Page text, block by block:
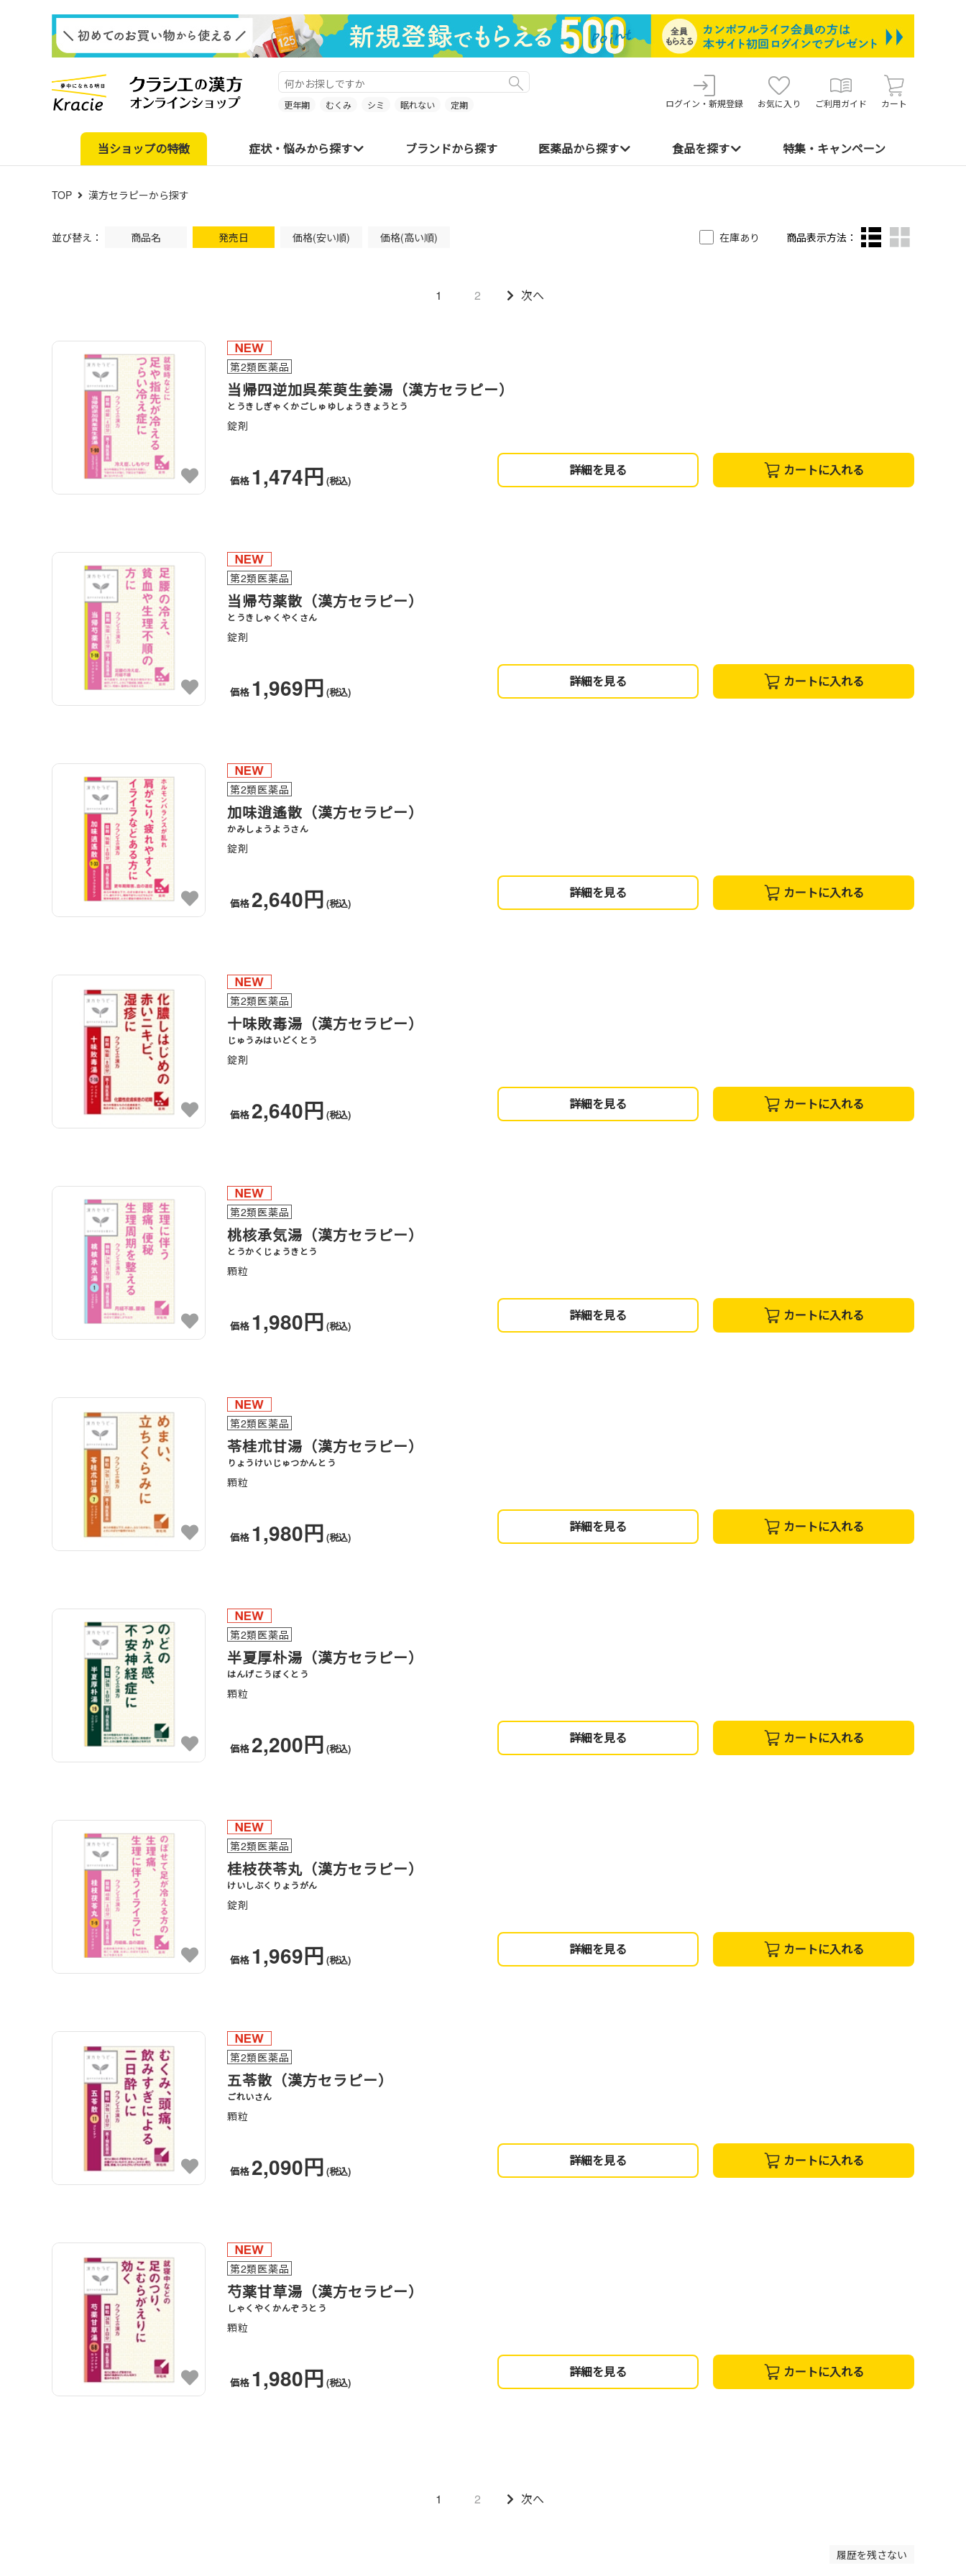
更年期 むくみ シミ 眠れない 定期 ログイン・新規登録 お気に入り ご利用ガイド カート
当ショップの特徴 症状・悩みから探す ブランドから探す 医薬品から探す 食品を探す 特集・キャンペーン
TOP 漢方セラピーから探す
並び替え： 商品名 発売日 価格(安い順) 価格(高い順) 在庫あり 商品表示方法：
1 2 次へ
第2類医薬品
当帰四逆加呉茱萸生姜湯（漢方セラピー）
とうきしぎゃくかごしゅゆしょうきょうとう
錠剤
価格 1,474円 (税込)
詳細を見る カートに入れる
第2類医薬品
当帰芍薬散（漢方セラピー）
とうきしゃくやくさん
錠剤
価格 1,969円 (税込)
詳細を見る カートに入れる
第2類医薬品
加味逍遙散（漢方セラピー）
かみしょうようさん
錠剤
価格 2,640円 (税込)
詳細を見る カートに入れる
第2類医薬品
十味敗毒湯（漢方セラピー）
じゅうみはいどくとう
錠剤
価格 2,640円 (税込)
詳細を見る カートに入れる
第2類医薬品
桃核承気湯（漢方セラピー）
とうかくじょうきとう
顆粒
価格 1,980円 (税込)
詳細を見る カートに入れる
第2類医薬品
苓桂朮甘湯（漢方セラピー）
りょうけいじゅつかんとう
顆粒
価格 1,980円 (税込)
詳細を見る カートに入れる
第2類医薬品
半夏厚朴湯（漢方セラピー）
はんげこうぼくとう
顆粒
価格 2,200円 (税込)
詳細を見る カートに入れる
第2類医薬品
桂枝茯苓丸（漢方セラピー）
けいしぶくりょうがん
錠剤
価格 1,969円 (税込)
詳細を見る カートに入れる
第2類医薬品
五苓散（漢方セラピー）
ごれいさん
顆粒
価格 2,090円 (税込)
詳細を見る カートに入れる
第2類医薬品
芍薬甘草湯（漢方セラピー）
しゃくやくかんぞうとう
顆粒
価格 1,980円 (税込)
詳細を見る カートに入れる
1 2 次へ
履歴を残さない